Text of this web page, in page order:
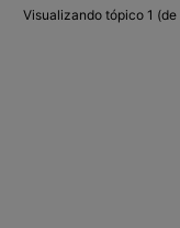
Visualizando tópico 1 (de